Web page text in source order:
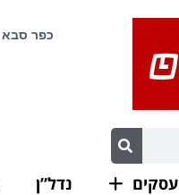
עסקים נדל”ן